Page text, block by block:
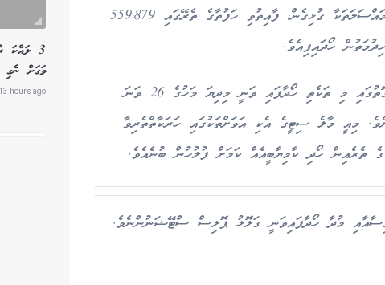
މާލެ ސަރަޙައްދުގައި ހިންގާފައިވާ ވައްކަމާއި ފޭރުމުގެ މައްސަލަތަކާ ގުޅިގެން، ފާއިތުވި ހަފުތާގެ ތެރޭގައި 559،879
ހޯދައިފިއެވެ.
ފުލުހުން އާންމުކޮށްފައިވާ ތަފާސްހިސާބުތަކުން ދައްކާ ގޮތުގައި މި ތަކެތި ހޯދާފައި ވަނީ މިދިޔަ މަހުގެ 26 ވަނަ
ވަނަ ދުވަހުގެ ނިޔަލަށެވެ. މިއީ މާލެ ސިޓީގެ އެކި އަވަށްތަކުގައި ހަރަކާތްތެރިވާ
ތެރެއިން ހޯދި ކާމިޔާބީއެއް ކަމަށް ފުލުހުން ބުނެއެވެ.
މުދާ ހޯދާފައިވަނީ ގަލޮޅު ޕޮލިސް ސްޓޭޝަނުންނެވެ.
3
ވަގަށް ނެގި
13 hours ago